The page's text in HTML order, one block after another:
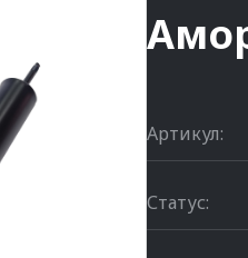
Артикул:
Статус: